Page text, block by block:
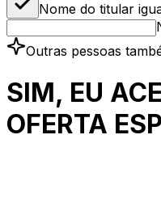
Nome do titular
Outras pessoas
SIM, EU
OFERTA